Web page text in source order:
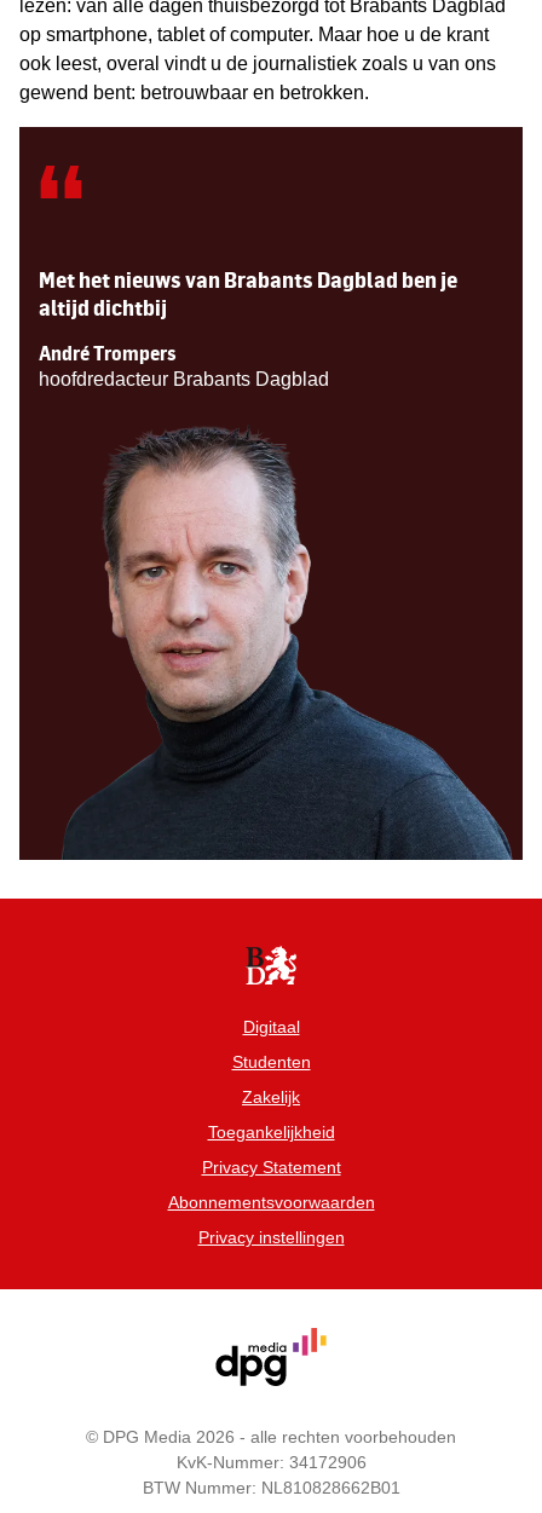
lezen: van alle dagen thuisbezorgd tot Brabants Dagblad
op smartphone, tablet of computer. Maar hoe u de krant
ook leest, overal vindt u de journalistiek zoals u van ons
gewend bent: betrouwbaar en betrokken.
“
Met het nieuws van Brabants Dagblad ben je
altijd dichtbij
André Trompers
hoofdredacteur Brabants Dagblad
Digitaal
Studenten
Zakelijk
Toegankelijkheid
Privacy Statement
Abonnementsvoorwaarden
Privacy instellingen
© DPG Media 2026 - alle rechten voorbehouden
KvK-Nummer: 34172906
BTW Nummer: NL810828662B01